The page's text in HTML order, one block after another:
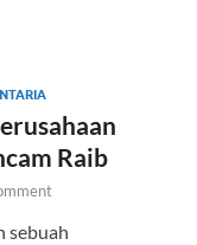
Raib
sebuah